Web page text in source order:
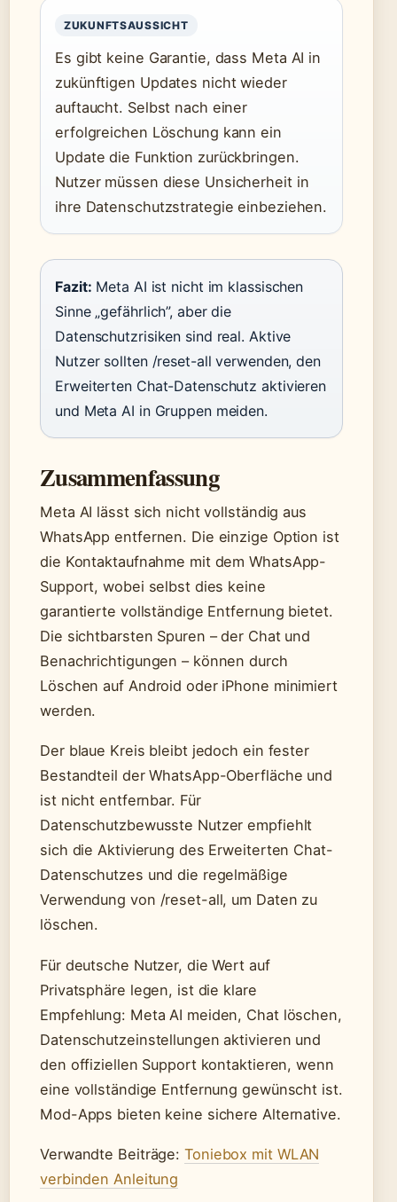
ZUKUNFTSAUSSICHT
Es gibt keine Garantie, dass Meta AI in
zukünftigen Updates nicht wieder
auftaucht. Selbst nach einer
erfolgreichen Löschung kann ein
Update die Funktion zurückbringen.
Nutzer müssen diese Unsicherheit in
ihre Datenschutzstrategie einbeziehen.
Fazit: Meta AI ist nicht im klassischen
Sinne „gefährlich”, aber die
Datenschutzrisiken sind real. Aktive
Nutzer sollten /reset-all verwenden, den
Erweiterten Chat-Datenschutz aktivieren
und Meta AI in Gruppen meiden.
Zusammenfassung
Meta AI lässt sich nicht vollständig aus
WhatsApp entfernen. Die einzige Option ist
die Kontaktaufnahme mit dem WhatsApp-
Support, wobei selbst dies keine
garantierte vollständige Entfernung bietet.
Die sichtbarsten Spuren – der Chat und
Benachrichtigungen – können durch
Löschen auf Android oder iPhone minimiert
werden.
Der blaue Kreis bleibt jedoch ein fester
Bestandteil der WhatsApp-Oberfläche und
ist nicht entfernbar. Für
Datenschutzbewusste Nutzer empfiehlt
sich die Aktivierung des Erweiterten Chat-
Datenschutzes und die regelmäßige
Verwendung von /reset-all, um Daten zu
löschen.
Für deutsche Nutzer, die Wert auf
Privatsphäre legen, ist die klare
Empfehlung: Meta AI meiden, Chat löschen,
Datenschutzeinstellungen aktivieren und
den offiziellen Support kontaktieren, wenn
eine vollständige Entfernung gewünscht ist.
Mod-Apps bieten keine sichere Alternative.
Verwandte Beiträge: Toniebox mit WLAN
verbinden Anleitung